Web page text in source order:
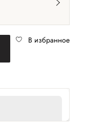
В избранное